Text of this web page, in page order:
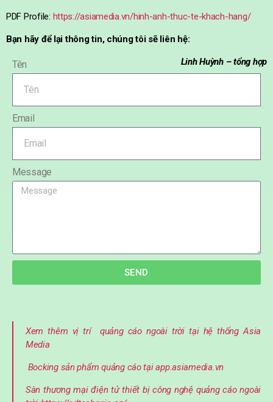
PDF Profile: https://asiamedia.vn/hinh-anh-thuc-te-khach-hang/
Bạn hãy để lại thông tin, chúng tôi sẽ liên hệ:
Linh Huỳnh – tổng hợp
Tên
Email
Message
SEND
Xem thêm vị trí quảng cáo ngoài trời tại hệ thống Asia
Media
Bocking sản phẩm quảng cáo tại app.asiamedia.vn
Sàn thương mại điện tử thiết bị công nghệ quảng cáo ngoài